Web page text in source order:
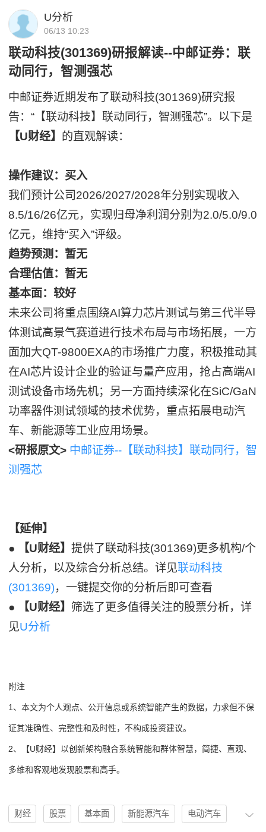
U分析
06/13 10:23
联动科技(301369)研报解读--中邮证券：联
动同行，智测强芯
中邮证券近期发布了联动科技(301369)研究报
告：“【联动科技】联动同行，智测强芯”。以下是
【U财经】 的直观解读：
操作建议：买入
我们预计公司2026/2027/2028年分别实现收入
8.5/16/26亿元，实现归母净利润分别为2.0/5.0/9.0
亿元，维持“买入”评级。
趋势预测：暂无
合理估值：暂无
基本面：较好
未来公司将重点围绕AI算力芯片测试与第三代半导
体测试高景气赛道进行技术布局与市场拓展，一方
面加大QT-9800EXA的市场推广力度，积极推动其
在AI芯片设计企业的验证与量产应用，抢占高端AI
测试设备市场先机；另一方面持续深化在SiC/GaN
功率器件测试领域的技术优势，重点拓展电动汽
车、新能源等工业应用场景。
<研报原文> 中邮证券--【联动科技】联动同行，智
测强芯
【延伸】
●
【U财经】提供了联动科技(301369)更多机构/个
人分析，以及综合分析总结。详见联动科技
(301369)，一键提交你的分析后即可查看
●
【U财经】 筛选了更多值得关注的股票分析，详
见U分析
附注
1、本文为个人观点、公开信息或系统智能产生的数据，力求但不保
证其准确性、完整性和及时性，不构成投资建议。
2、【U财经】以创新架构融合系统智能和群体智慧，简捷、直观、
多维和客观地发现股票和高手。
财经 股票 基本面 新能源汽车 电动汽车